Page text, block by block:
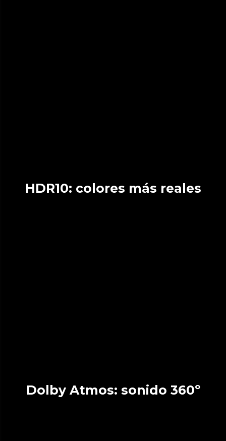
HDR10: colores más reales
Dolby Atmos: sonido 360º